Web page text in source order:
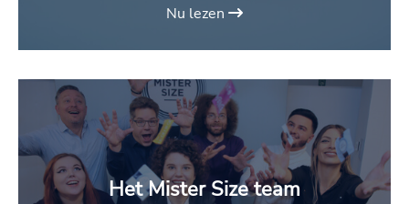
Nu lezen
Het Mister Size team